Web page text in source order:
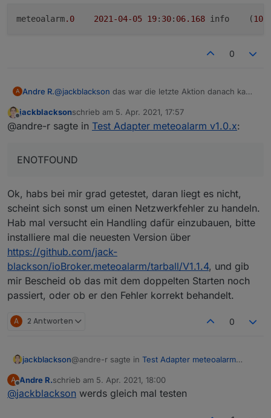
meteoalarm.0 2021 -04-05 19: 30: 06.168
	info	(
0
A Andre R.@jackblackson das war die letzte Aktion danach kam
2021-04-02 11:00:00.063 - info:
2021-04-02 11:00:03.454 - info:
Offline
jackblacksonschrieb am 5. Apr. 2021, 17:57
zuletzt editiert von
@andre-r sagte in Test Adapter meteoalarm v1.0.x:
ENOTFOUND
Ok, habs bei mir grad getestet, daran liegt es nicht,
scheint sich sonst um einen Netzwerkfehler zu handeln.
Hab mal versucht ein Handling dafür einzubauen, bitte
installiere mal die neuesten Version über
https://github.com/jack-
blackson/ioBroker.meteoalarm/tarball/V1.1.4, und gib
mir Bescheid ob das mit dem doppelten Starten noch
passiert, oder ob er den Fehler korrekt behandelt.
A 2 Antworten 0
jackblackson@andre-r sagte in Test Adapter meteoalarm
ENOTFOUND
A
Offline
Andre R.schrieb am 5. Apr. 2021, 18:00
zuletzt editiert von
@jackblackson werds gleich mal testen